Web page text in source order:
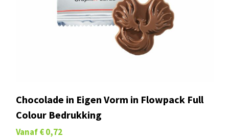
Chocolade in Eigen Vorm in Flowpack Full
Colour Bedrukking
Vanaf € 0,72